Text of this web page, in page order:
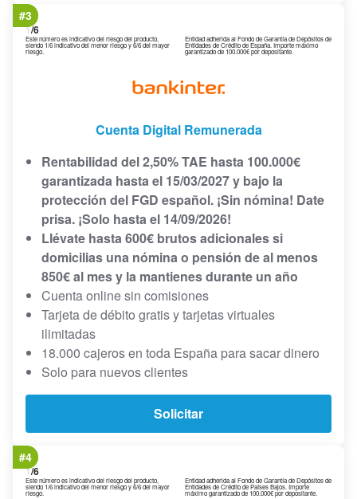
1/6
Este número es indicativo del riesgo del producto,
siendo 1/6 indicativo del menor riesgo y 6/6 del mayor
riesgo.
Entidad adherida al Fondo de Garantía de Depósitos de
Entidades de Crédito de España. Importe máximo
garantizado de 100.000€ por depositante.
#3
Cuenta Digital Remunerada
Rentabilidad del 2,50% TAE hasta 100.000€
garantizada hasta el 15/03/2027 y bajo la
protección del FGD español. ¡Sin nómina! Date
prisa. ¡Solo hasta el 14/09/2026!
Llévate hasta 600€ brutos adicionales si
domicilias una nómina o pensión de al menos
850€ al mes y la mantienes durante un año
Cuenta online sin comisiones
Tarjeta de débito gratis y tarjetas virtuales
ilimitadas
18.000 cajeros en toda España para sacar dinero
Solo para nuevos clientes
Solicitar
1/6
Este número es indicativo del riesgo del producto,
siendo 1/6 indicativo del menor riesgo y 6/6 del mayor
riesgo.
Entidad adherida al Fondo de Garantía de Depósitos de
Entidades de Crédito de Países Bajos. Importe
máximo garantizado de 100.000€ por depositante.
#4